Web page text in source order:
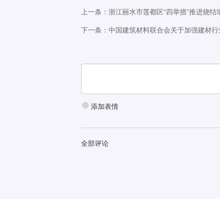
上一条：浙江丽水市莲都区“四举措”推进烧
下一条：中国建筑材料联合会关于加强建材
添加表情
全部评论